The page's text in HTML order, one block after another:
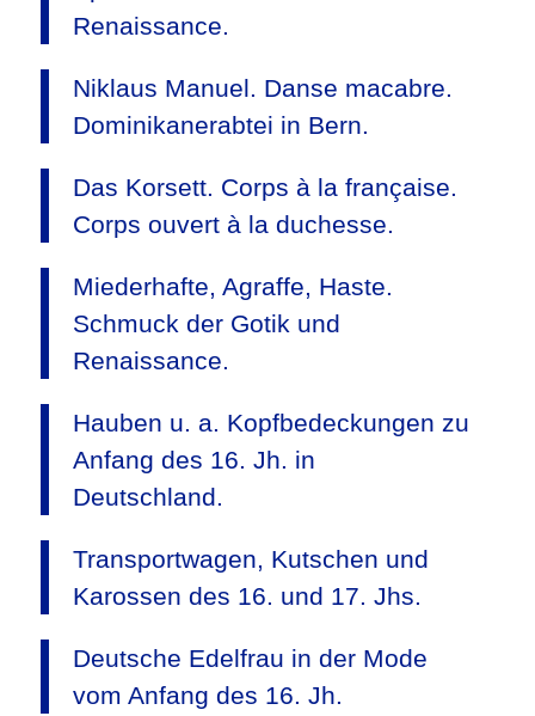
Renaissance.
Niklaus Manuel. Danse macabre.
Dominikanerabtei in Bern.
Das Korsett. Corps à la française.
Corps ouvert à la duchesse.
Miederhafte, Agraffe, Haste.
Schmuck der Gotik und
Renaissance.
Hauben u. a. Kopfbedeckungen zu
Anfang des 16. Jh. in
Deutschland.
Transportwagen, Kutschen und
Karossen des 16. und 17. Jhs.
Deutsche Edelfrau in der Mode
vom Anfang des 16. Jh.